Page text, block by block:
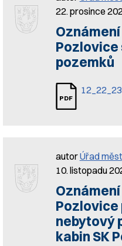
22. prosince
pozemků
autorÚřad
10. listopadu
nebytový
kabin SK